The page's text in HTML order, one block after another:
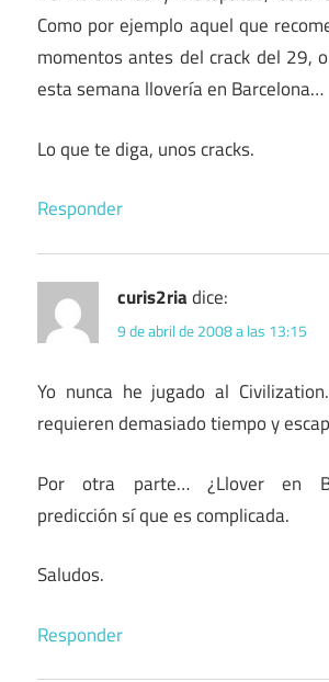
Como por ejemplo aquel que
momentos antes del crack del 29,
esta semana llovería en Barcelona…
Lo que te diga, unos cracks.
Responder
curis2riadice:
9 de abril de 2008 a las 13:15
Yo nunca he jugado al
requieren demasiado tiempo y
Por otra parte… ¿Llover en
predicción sí que es complicada.
Saludos.
Responder